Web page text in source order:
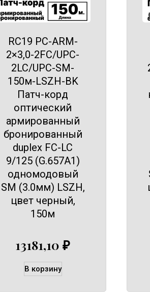
RC19 PC-ARM-
2×3,0-2FC/UPC-
2LC/UPC-SM-
150м-LSZH-BK
Патч-корд
оптический
армированный
бронированный
duplex FC-LC
9/125 (G.657A1)
одномодовый
SM (3.0мм) LSZH,
цвет черный,
150м
13181,10 ₽
В корзину